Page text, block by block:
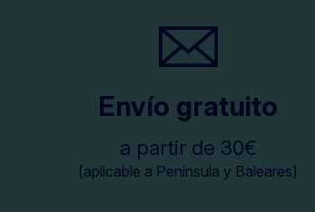
Envío gratuito
a partir de 30€
(aplicable a Península y Baleares)